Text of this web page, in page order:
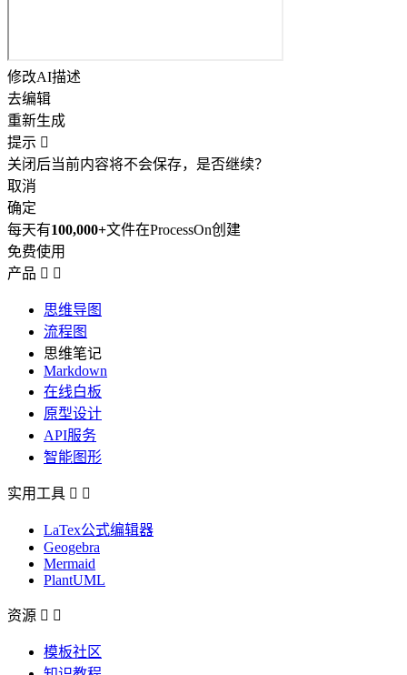
修改AI描述
去编辑
重新生成
提示 
关闭后当前内容将不会保存，是否继续？
取消
确定
每天有100,000+文件在ProcessOn创建
免费使用
产品  
思维导图
流程图
思维笔记
Markdown
在线白板
原型设计
API服务
智能图形
实用工具  
LaTex公式编辑器
Geogebra
Mermaid
PlantUML
资源  
模板社区